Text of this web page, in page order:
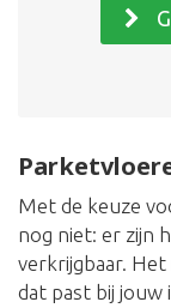
Met de keuze
nog niet: er zijn
verkrijgbaar.
dat past bij jouw